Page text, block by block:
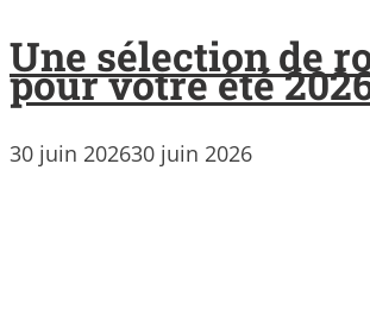
Une sélection de
pour votre été
30 juin 202630 juin 2026